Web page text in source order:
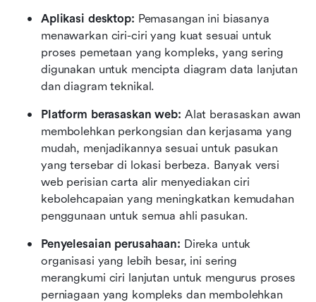
Aplikasi desktop: Pemasangan ini biasanya
menawarkan ciri-ciri yang kuat sesuai untuk
proses pemetaan yang kompleks, yang sering
digunakan untuk mencipta diagram data lanjutan
dan diagram teknikal.
Platform berasaskan web: Alat berasaskan awan
membolehkan perkongsian dan kerjasama yang
mudah, menjadikannya sesuai untuk pasukan
yang tersebar di lokasi berbeza. Banyak versi
web perisian carta alir menyediakan ciri
kebolehcapaian yang meningkatkan kemudahan
penggunaan untuk semua ahli pasukan.
Penyelesaian perusahaan: Direka untuk
organisasi yang lebih besar, ini sering
merangkumi ciri lanjutan untuk mengurus proses
perniagaan yang kompleks dan membolehkan